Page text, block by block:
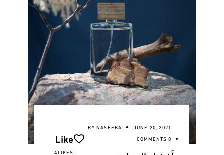
JUNE 20, 2021
BYNASEEBA
0 COMMENTS
Like
4LIKES